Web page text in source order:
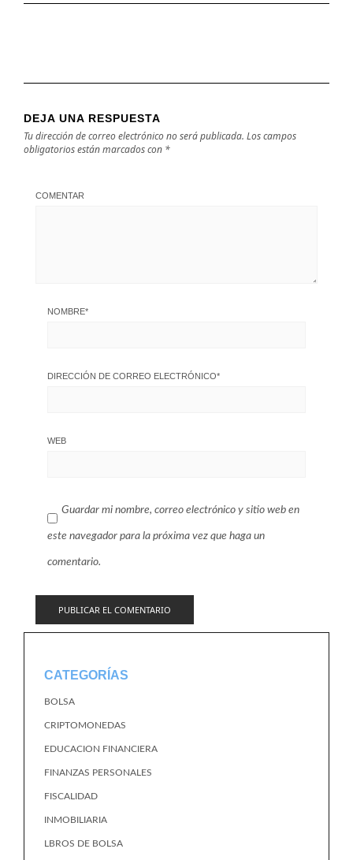
DEJA UNA RESPUESTA
Tu dirección de correo electrónico no será publicada. Los campos
obligatorios están marcados con *
COMENTAR
NOMBRE*
DIRECCIÓN DE CORREO ELECTRÓNICO*
WEB
Guardar mi nombre, correo electrónico y sitio web en
este navegador para la próxima vez que haga un
comentario.
CATEGORÍAS
BOLSA
CRIPTOMONEDAS
EDUCACION FINANCIERA
FINANZAS PERSONALES
FISCALIDAD
INMOBILIARIA
LBROS DE BOLSA